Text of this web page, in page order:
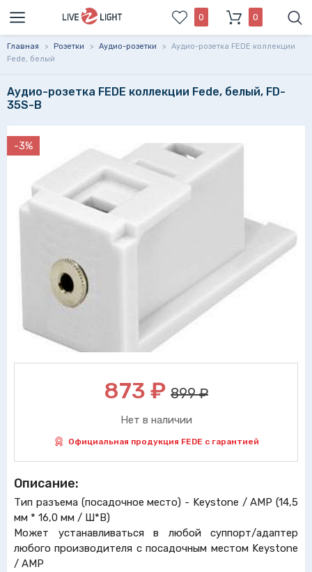
0 0
Главная > Розетки > Аудио-розетки >
Аудио-розетка FEDE коллекции
Fede, белый
Аудио-розетка FEDE коллекции Fede, белый, FD-
35S-B
-3%
873 ₽ 899 ₽
Нет в наличии
Официальная продукция FEDE с гарантией
Описание:
Тип разъема (посадочное место) - Keystone / AMP (14,5
мм * 16,0 мм / Ш*В)
Может устанавливаться в любой суппорт/адаптер
любого производителя с посадочным местом Keystone
/ AMP